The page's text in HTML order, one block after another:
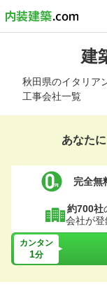
建
秋田県のイタリア
工事会社一覧
あなた
完全無
約700社
会社が登
カンタン
1分